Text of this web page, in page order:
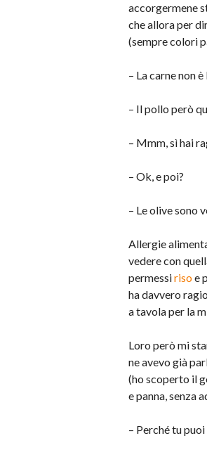
accorgermene
che allora per
(sempre colori
– La carne non
– Il pollo però
– Mmm, sì hai
– Ok, e poi?
– Le olive sono
Allergie
vedere con
permessirisoe
ha davvero
a tavola per la
Loro però mi
ne avevo già
(ho scoperto il
e panna, senza
– Perché tu